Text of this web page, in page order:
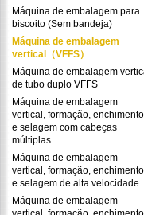
Máquina de embalagem para
biscoito (Sem bandeja)
Máquina de embalagem
vertical（VFFS）
Máquina de embalagem
de tubo duplo VFFS
Máquina de embalagem
vertical, formação, enchimento
e selagem com cabeças
múltiplas
Máquina de embalagem
vertical, formação, enchimento
e selagem de alta velocidade
Máquina de embalagem